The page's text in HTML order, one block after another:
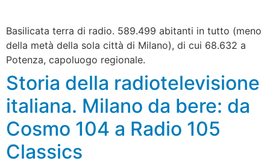
Basilicata terra di radio. 589.499 abitanti in tutto (meno
della metà della sola città di Milano), di cui 68.632 a
Potenza, capoluogo regionale.
Storia della radiotelevisione
italiana. Milano da bere: da
Cosmo 104 a Radio 105
Classics